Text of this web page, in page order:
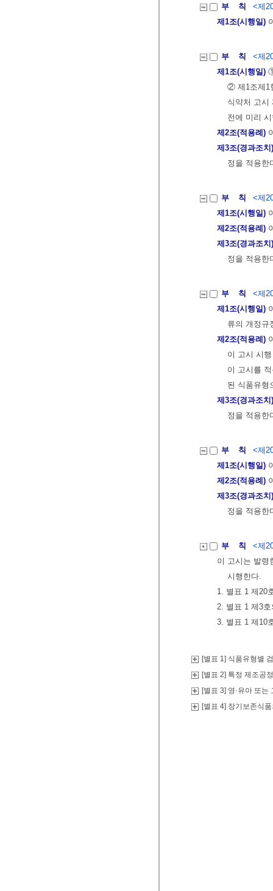
부 칙
<제
제1조(시행일)
부 칙
<제
제1조(시행일)
② 제1조제1
식약처 고시
전에 미리
제2조(적용례)
제3조(경과조치)
정을 적용한
부 칙
<제
제1조(시행일)
제2조(적용례)
제3조(경과조치)
정을 적용한
부 칙
<제
제1조(시행일)
류의 개정규
제2조(적용례)
이 고시 시
이 고시를
된 식품유형
제3조(경과조치)
정을 적용한
부 칙
<제
제1조(시행일)
제2조(적용례)
제3조(경과조치)
정을 적용한
부 칙
<제
이 고시는 발령
시행한다.
1. 별표 1 제20
2. 별표 1 제3
3. 별표 1 제10
[별표 1] 식품유형별
[별표 2] 특정 제조공
[별표 3] 영·유아 또
[별표 4] 장기보존식